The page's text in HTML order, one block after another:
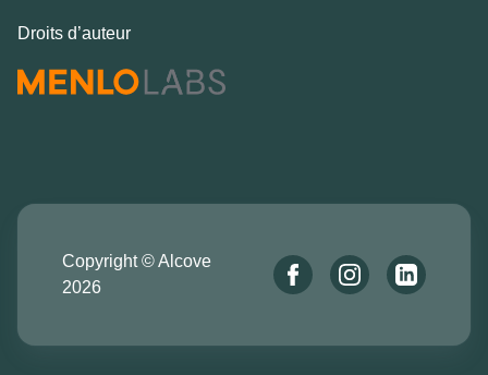
Droits d’auteur
Copyright © Alcove
2026